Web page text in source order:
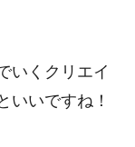
いくクリエイ
いいですね！